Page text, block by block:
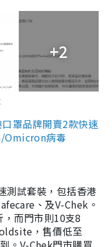
+2
罩品牌開賣2款快速
Omicron病毒
測試套裝，包括香港
、及V-Chek。
而門市則10支8
，售價低至